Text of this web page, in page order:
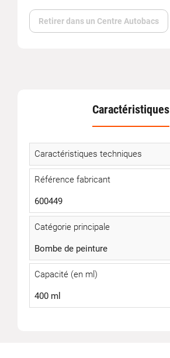
Retirer dans un Centre Autobacs
Caractéristiques
Caractéristiques techniques
Référence fabricant
600449
Catégorie principale
Bombe de peinture
Capacité (en ml)
400 ml